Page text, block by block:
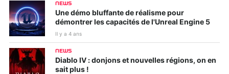
NEWS
Une démo bluffante de réalisme pour
démontrer les capacités de l'Unreal Engine 5
Il y a 4 ans
NEWS
Diablo IV : donjons et nouvelles régions, on en
sait plus !